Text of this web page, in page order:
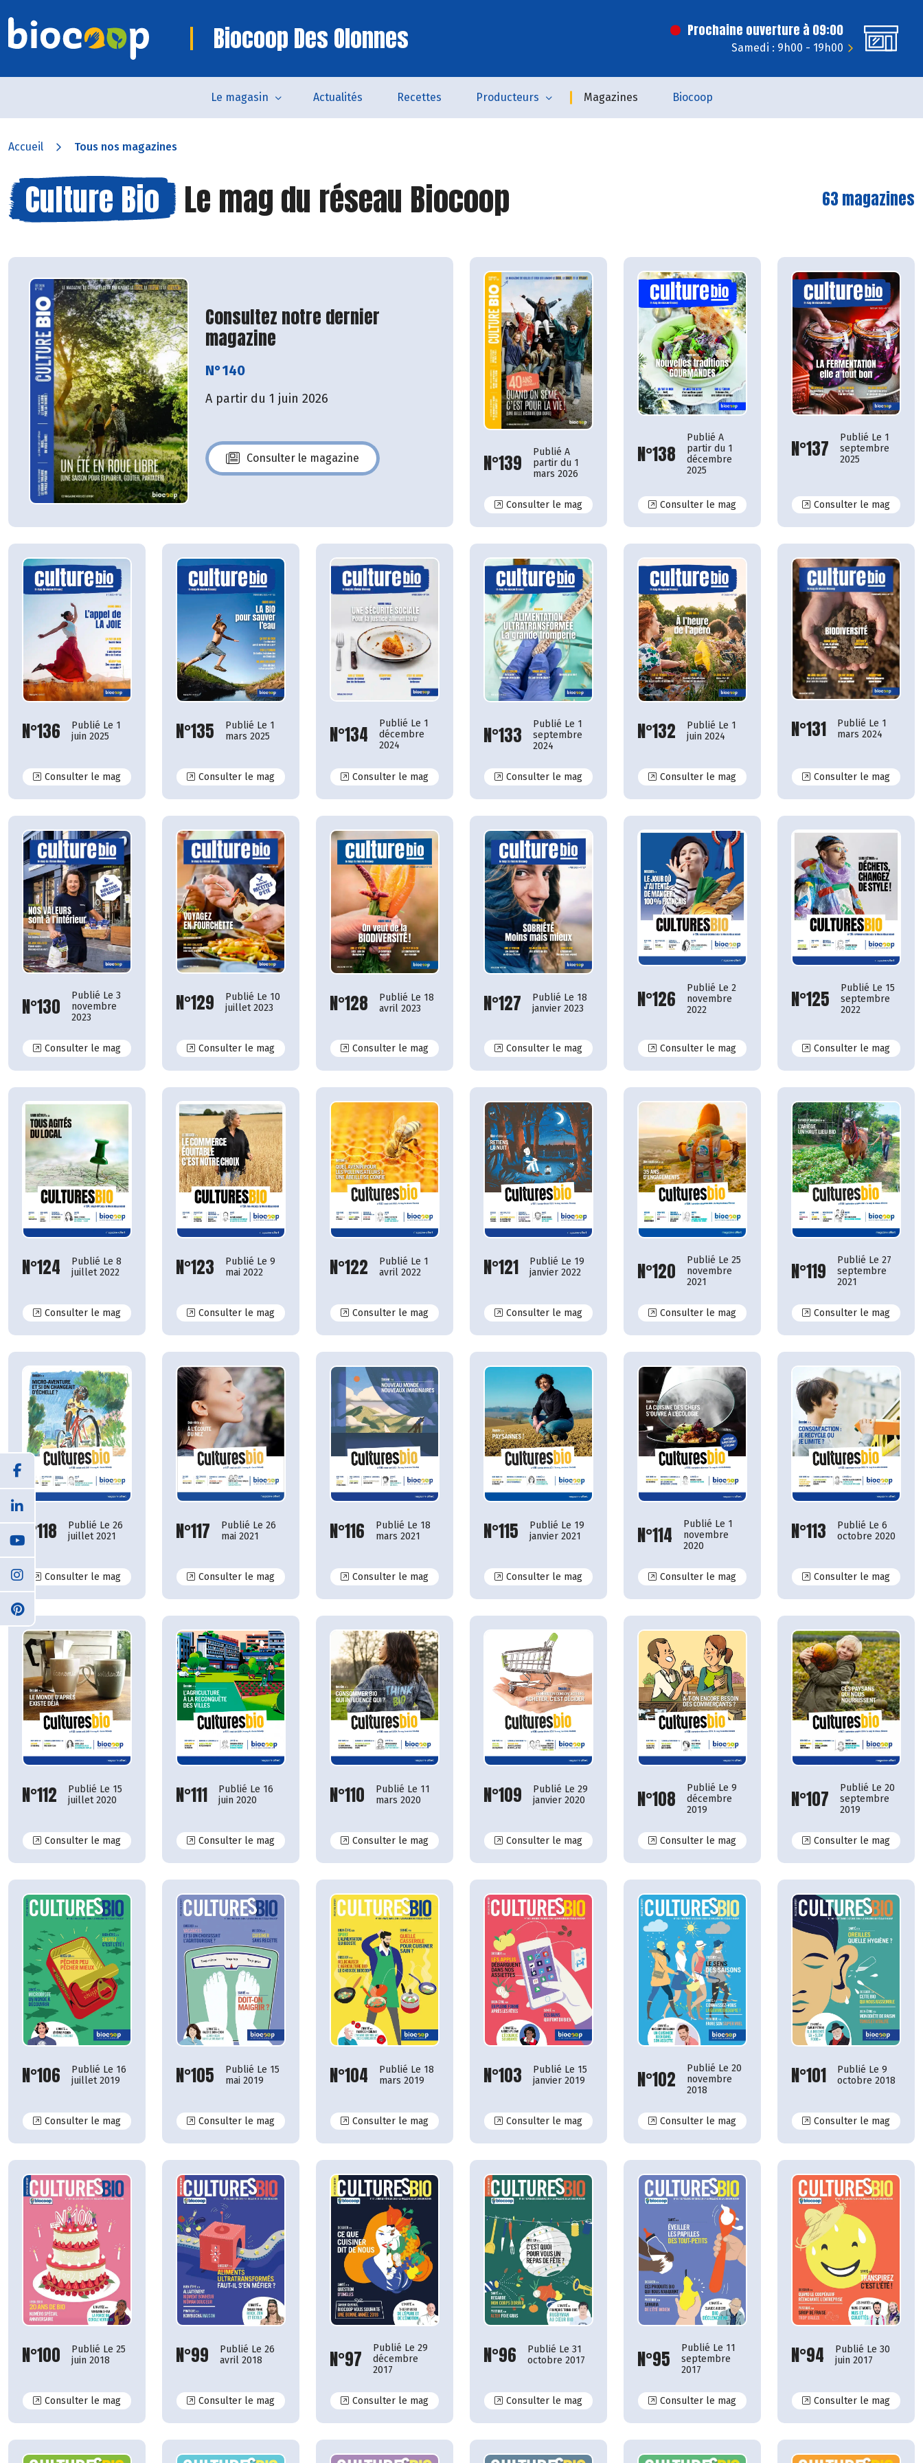
Biocoop Des Olonnes Prochaine ouverture à 09:00
Samedi : 9h00 - 19h00
Le magasin Actualités Recettes Producteurs Magazines Biocoop
Accueil Tous nos magazines
Culture Bio Le mag du réseau Biocoop 63 magazines
Consultez notre dernier
magazine
N°140
A partir du 1 juin 2026
Consulter le magazine
N°140 N°139
Publié A
partir du 1
mars 2026
Consulter le magN°139
N°138
Publié A
partir du 1
décembre
2025
Consulter le magN°138
N°137
Publié Le 1
septembre
2025
Consulter le magN°137
N°136
Publié Le 1
juin 2025
Consulter le magN°136
N°135
Publié Le 1
mars 2025
Consulter le magN°135
N°134
Publié Le 1
décembre
2024
Consulter le magN°134
N°133
Publié Le 1
septembre
2024
Consulter le magN°133
N°132
Publié Le 1
juin 2024
Consulter le magN°132
N°131
Publié Le 1
mars 2024
Consulter le magN°131
N°130
Publié Le 3
novembre
2023
Consulter le magN°130
N°129
Publié Le 10
juillet 2023
Consulter le magN°129
N°128
Publié Le 18
avril 2023
Consulter le magN°128
N°127
Publié Le 18
janvier 2023
Consulter le magN°127
N°126
Publié Le 2
novembre
2022
Consulter le magN°126
N°125
Publié Le 15
septembre
2022
Consulter le magN°125
N°124
Publié Le 8
juillet 2022
Consulter le magN°124
N°123
Publié Le 9
mai 2022
Consulter le magN°123
N°122
Publié Le 1
avril 2022
Consulter le magN°122
N°121
Publié Le 19
janvier 2022
Consulter le magN°121
N°120
Publié Le 25
novembre
2021
Consulter le magN°120
N°119
Publié Le 27
septembre
2021
Consulter le magN°119
N°118
Publié Le 26
juillet 2021
Consulter le magN°118
N°117
Publié Le 26
mai 2021
Consulter le magN°117
N°116
Publié Le 18
mars 2021
Consulter le magN°116
N°115
Publié Le 19
janvier 2021
Consulter le magN°115
N°114
Publié Le 1
novembre
2020
Consulter le magN°114
N°113
Publié Le 6
octobre 2020
Consulter le magN°113
N°112
Publié Le 15
juillet 2020
Consulter le magN°112
N°111
Publié Le 16
juin 2020
Consulter le magN°111
N°110
Publié Le 11
mars 2020
Consulter le magN°110
N°109
Publié Le 29
janvier 2020
Consulter le magN°109
N°108
Publié Le 9
décembre
2019
Consulter le magN°108
N°107
Publié Le 20
septembre
2019
Consulter le magN°107
N°106
Publié Le 16
juillet 2019
Consulter le magN°106
N°105
Publié Le 15
mai 2019
Consulter le magN°105
N°104
Publié Le 18
mars 2019
Consulter le magN°104
N°103
Publié Le 15
janvier 2019
Consulter le magN°103
N°102
Publié Le 20
novembre
2018
Consulter le magN°102
N°101
Publié Le 9
octobre 2018
Consulter le magN°101
N°100
Publié Le 25
juin 2018
Consulter le magN°100
N°99
Publié Le 26
avril 2018
Consulter le magN°99
N°97
Publié Le 29
décembre
2017
Consulter le magN°97
N°96
Publié Le 31
octobre 2017
Consulter le magN°96
N°95
Publié Le 11
septembre
2017
Consulter le magN°95
N°94
Publié Le 30
juin 2017
Consulter le magN°94